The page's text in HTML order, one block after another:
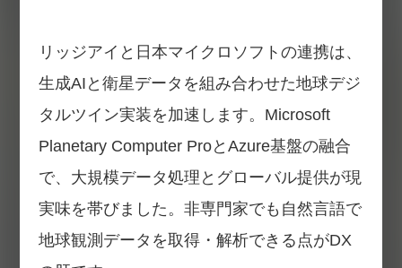
リッジアイと日本マイクロソフトの連携は、
生成AIと衛星データを組み合わせた地球デジ
タルツイン実装を加速します。Microsoft
Planetary Computer ProとAzure基盤の融合
で、大規模データ処理とグローバル提供が現
実味を帯びました。非専門家でも自然言語で
地球観測データを取得・解析できる点がDX